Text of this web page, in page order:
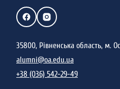
35800, Рівненська область, м.
alumni@oa.edu.ua
+38 (036) 542-29-49